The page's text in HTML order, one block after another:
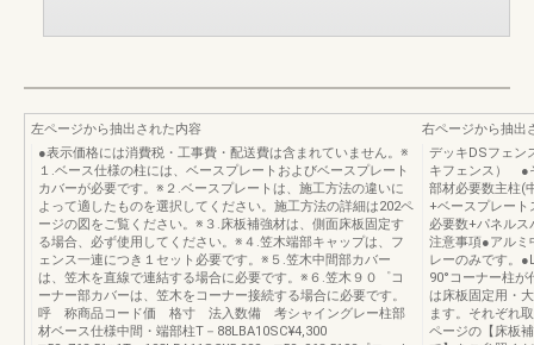
左ページから抽出された内容
●表示価格には消費税・工事費・配送費は含まれていません。※
１.ベース仕様の柱には、ベースプレートおよびベースプレート
カバーが必要です。※２.ベースプレートは、施工方法の違いに
よって適したものを選択してください。施工方法の詳細は202ペ
ージの図をご覧ください。※３.床板補強材は、側面床板固定す
る場合、必ず使用してください。※４.笠木端部キャップは、フ
ェンス一連につき１セット必要です。※５.笠木中間部カバー
は、笠木を直線で連結する場合に必要です。※６.笠木９０゜コ
ーナー部カバーは、笠木をコーナー接続する場合に必要です。
呼 称商品コード価 格寸 法入数備 考シャイングレー柱部
材ベース仕様中間・端部柱T－88LBA10SC¥4,300
右ページから抽出
デッキDSフェン
キフェンス） ●
部材必要数主柱(
+ベースプレー
必要数+パネル
注意事項●アル
レーのみです。
90°コーナー柱
は床板固定用・
ます。それぞれ
ページの【床板